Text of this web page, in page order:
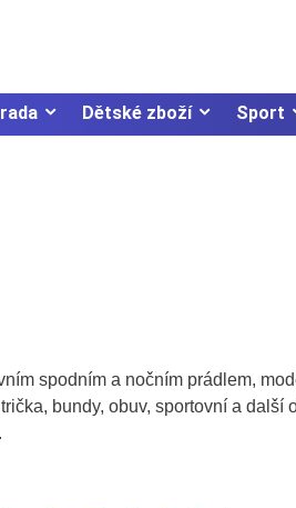
Dětské zboží Sport
spodním a nočním prádlem,
bundy, obuv, sportovní a další